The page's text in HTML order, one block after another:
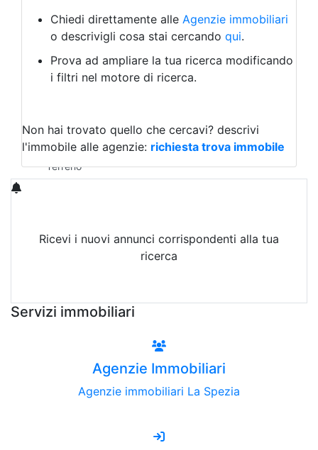
Albergo
Laboratorio Artigianale
Negozio/locale commerciale
Agriturismo
Magazzini
Qualsiasi
Terreno edificabile
Terreno
Chiedi direttamente alle Agenzie immobiliari
o descrivigli cosa stai cercando qui.
Prova ad ampliare la tua ricerca modificando
i filtri nel motore di ricerca.
Non hai trovato quello che cercavi? descrivi
l'immobile alle agenzie: richiesta trova immobile
Ricevi i nuovi annunci corrispondenti alla tua
ricerca
Servizi immobiliari
Agenzie Immobiliari
Agenzie immobiliari La Spezia